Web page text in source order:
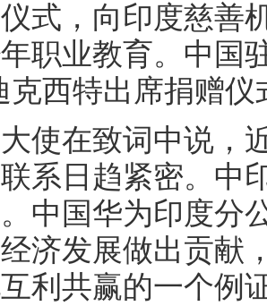
式，向印度慈善
职业教育。中国
克西特出席捐赠仪
在致词中说，近
系日趋紧密。中
中国华为印度分
济发展做出贡献
利共赢的一个例